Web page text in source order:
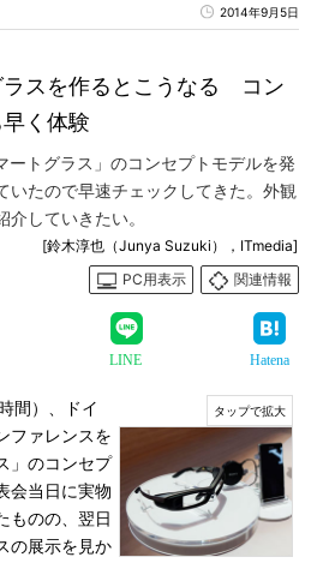
2014年9月5日
ラスを作るとこうなる コン
く体験
ートグラス」のコンセプトモデルを発
いたので早速チェックしてきた。外観
していきたい。
[鈴木淳也（Junya Suzuki），ITmedia]
PC用表示
関連情報
LINE Hatena
間）、ドイ
ファレンスを
」のコンセプ
会当日に実物
ものの、翌日
の展示を見か